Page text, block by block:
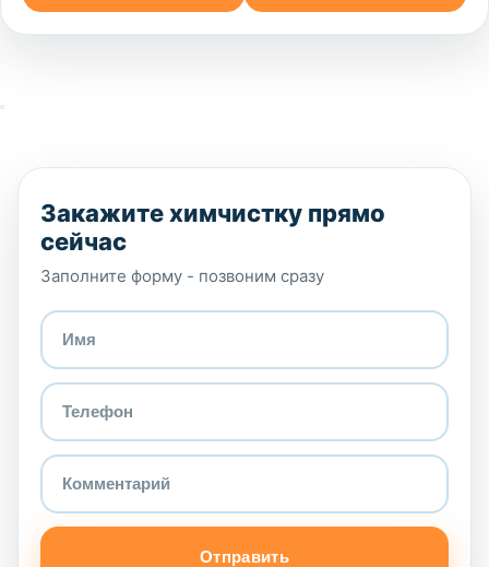
Закажите химчистку прямо
сейчас
Заполните форму - позвоним сразу
Отправить